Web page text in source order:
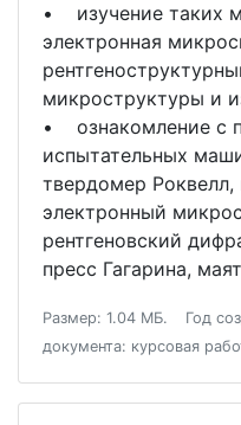
• изучение таких
электронная
микроструктуры и
• ознакомление с
испытательных
твердомер
электронный
рентгеновский
пресс Гагарина,
Размер: 1.04 МБ. Год
документа: курсовая